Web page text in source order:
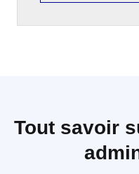
Tout savoir